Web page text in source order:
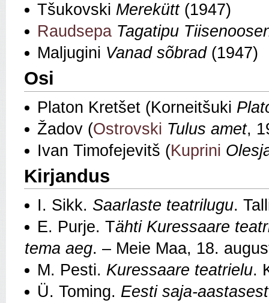
Tšukovski Merekütt(1947)
Raudsepa Tagatipu
Maljugini Vanad sõbrad(1947)
Osi
Platon Kretšet (Korneitšuki
Žadov (Ostrovski Tulus amet,
Ivan Timofejevitš (Kuprini
Kirjandus
I. Sikk. Saarlaste teatrilugu.
E. Purje. Tähti Kuressaare
tema aeg. – Meie Maa, 18.
M. Pesti. Kuressaare teatrielu.
Ü. Toming. Eesti saja-